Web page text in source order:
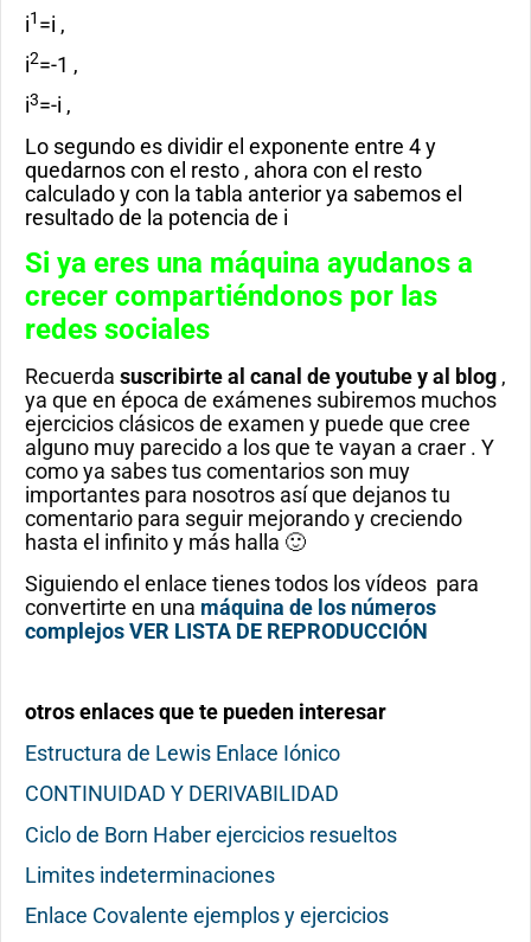
i1 =i ,
i2=-1 ,
i3=-i ,
Lo segundo es dividir el exponente entre 4 y
quedarnos con el resto , ahora con el resto
calculado y con la tabla anterior ya sabemos el
resultado de la potencia de i
Si ya eres una máquina ayudanos a
crecer compartiéndonos por las
redes sociales
Recuerda suscribirte al canal de youtubey al blog ,
ya que en época de exámenes subiremos muchos
ejercicios clásicos de examen y puede que cree
alguno muy parecido a los que te vayan a craer . Y
como ya sabes tus comentarios son muy
importantes para nosotros así que dejanos tu
comentario para seguir mejorando y creciendo
hasta el infinito y más halla 🙂
Siguiendo el enlace tienes todos los vídeos para
convertirte en una máquina de los números
complejosVER LISTA DE REPRODUCCIÓN
otros enlaces que te pueden interesar
Estructura de Lewis Enlace Iónico
CONTINUIDAD Y DERIVABILIDAD
Ciclo de Born Haber ejercicios resueltos
Limites indeterminaciones
Enlace Covalente ejemplos y ejercicios